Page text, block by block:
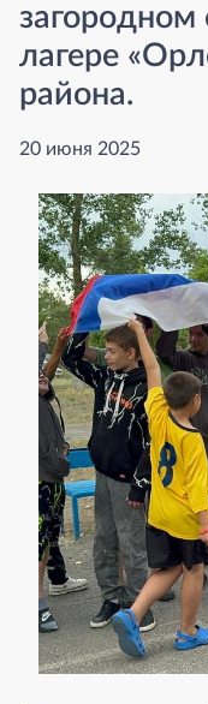
загородном
лагере
района.
20 июня 2025